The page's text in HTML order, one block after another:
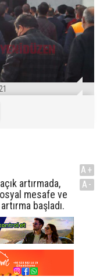
artırmada,
mesafe ve
başladı.
A+
A-